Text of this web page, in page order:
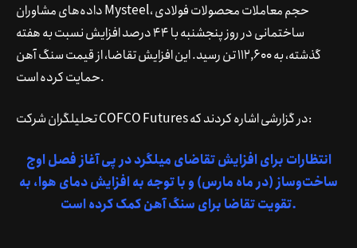
داده‌های مشاوران Mysteel، حجم معاملات محصولات فولادی
ساختمانی در روز پنجشنبه با 44 درصد افزایش نسبت به هفته
گذشته، به 112,600 تن رسید. این افزایش تقاضا، از قیمت سنگ آهن
حمایت کرده است.
تحلیلگران شرکت COFCO Futures در گزارشی اشاره کردند که:
انتظارات برای افزایش تقاضای میلگرد در پی آغاز فصل اوج
ساخت‌وساز (در ماه مارس) و با توجه به افزایش دمای هوا، به
تقویت تقاضا برای سنگ آهن کمک کرده است.